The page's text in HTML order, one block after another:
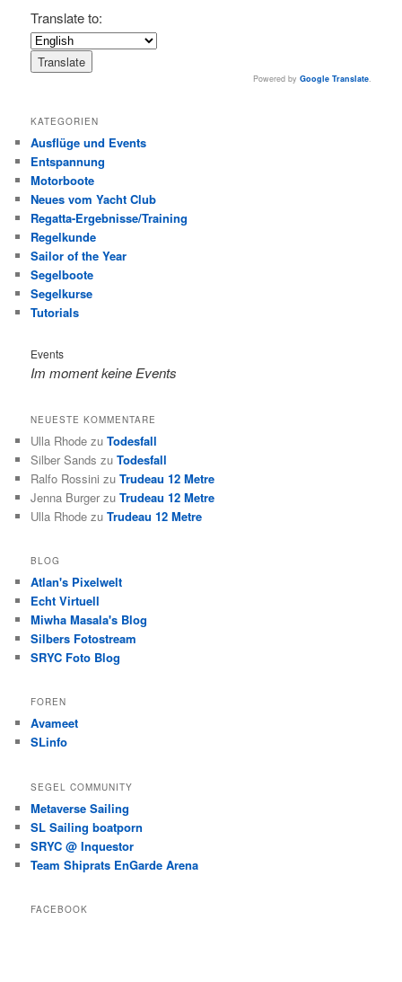
Translate to:
Powered by Google Translate.
KATEGORIEN
Ausflüge und Events
Entspannung
Motorboote
Neues vom Yacht Club
Regatta-Ergebnisse/Training
Regelkunde
Sailor of the Year
Segelboote
Segelkurse
Tutorials
Events
Im moment keine Events
NEUESTE KOMMENTARE
Ulla Rhode zuTodesfall
Silber Sands zuTodesfall
Ralfo Rossini zuTrudeau 12 Metre
Jenna Burger zuTrudeau 12 Metre
Ulla Rhode zuTrudeau 12 Metre
BLOG
Atlan's Pixelwelt
Echt Virtuell
Miwha Masala's Blog
Silbers Fotostream
SRYC Foto Blog
FOREN
Avameet
SLinfo
SEGEL COMMUNITY
Metaverse Sailing
SL Sailing boatporn
SRYC @ Inquestor
Team Shiprats EnGarde Arena
FACEBOOK